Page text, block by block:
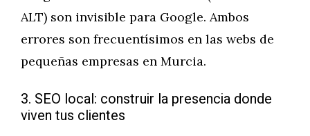
ALT) son invisible para Google. Ambos
errores son frecuentísimos en las webs de
pequeñas empresas en Murcia.
3. SEO local: construir la presencia donde
viven tus clientes